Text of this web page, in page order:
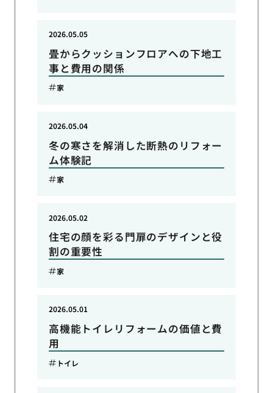
畳からクッションフロアへの下地工
事と費用の関係
2026.05.05
家
冬の寒さを解消した断熱のリフォー
ム体験記
2026.05.04
家
住宅の顔を彩る門扉のデザインと役
割の重要性
2026.05.02
家
高機能トイレリフォームの価値と費
用
2026.05.01
トイレ